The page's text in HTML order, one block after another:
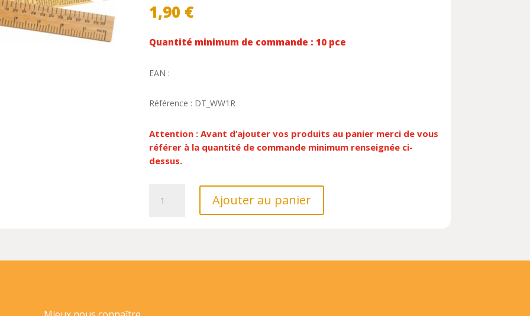
1,90 €
Quantité minimum de commande : 10 pce
EAN :
Référence : DT_WW1R
Attention : Avant d’ajouter vos produits au panier merci de vous
référer à la quantité de commande minimum renseignée ci-
dessus.
1ERE
Ajouter au panier